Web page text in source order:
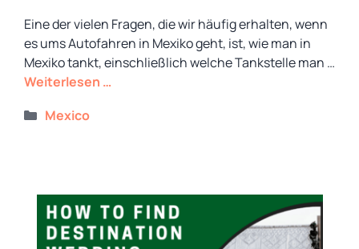
Eine der vielen Fragen, die wir häufig erhalten, wenn
es ums Autofahren in Mexiko geht, ist, wie man in
Mexiko tankt, einschließlich welche Tankstelle man …
Weiterlesen …
Kategorien
Mexico